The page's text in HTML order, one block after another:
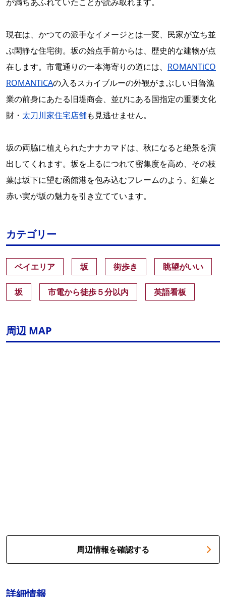
現在は、かつての派手なイメージとは一変、民家が立ち並
ぶ閑静な住宅街。坂の始点手前からは、歴史的な建物が点
在します。市電通りの一本海寄りの道には、 ROMANTiCO
ROMANTiCAの入るスカイブルーの外観がまぶしい日魯漁
業の前身にあたる旧堤商会、並びにある国指定の重要文化
財・ 太刀川家住宅店舗も見逃せません。
坂の両脇に植えられたナナカマドは、秋になると絶景を演
出してくれます。坂を上るにつれて密集度を高め、その枝
葉は坂下に望む函館港を包み込むフレームのよう。紅葉と
赤い実が坂の魅力を引き立てています。
カテゴリー
ベイエリア 坂 街歩き 眺望がいい
坂 市電から徒歩５分以内 英語看板
周辺 MAP
周辺情報を確認する
詳細情報